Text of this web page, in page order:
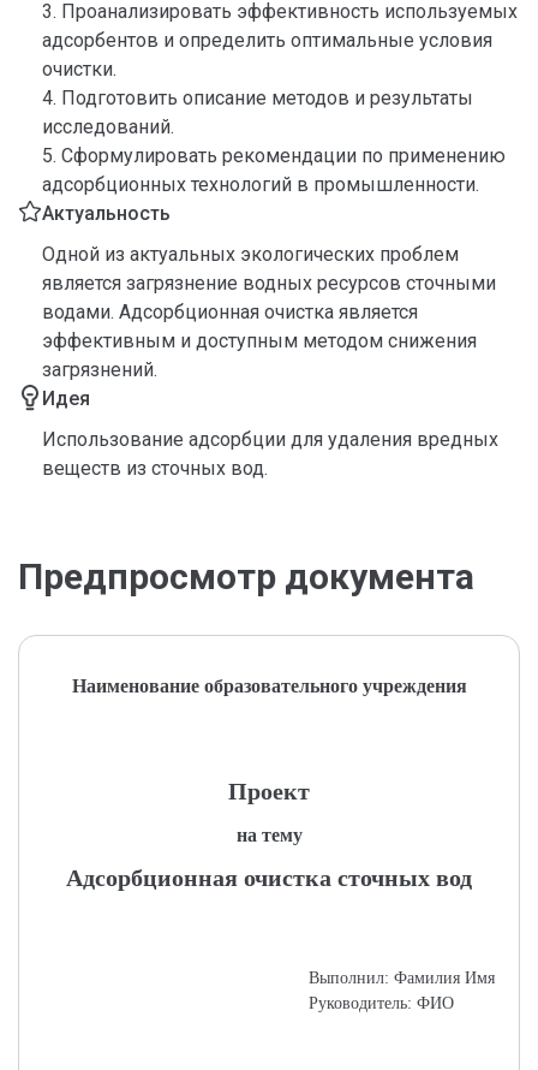
3. Проанализировать эффективность используемых
адсорбентов и определить оптимальные условия
очистки.
4. Подготовить описание методов и результаты
исследований.
5. Сформулировать рекомендации по применению
адсорбционных технологий в промышленности.
Актуальность
Одной из актуальных экологических проблем
является загрязнение водных ресурсов сточными
водами. Адсорбционная очистка является
эффективным и доступным методом снижения
загрязнений.
Идея
Использование адсорбции для удаления вредных
веществ из сточных вод.
Предпросмотр документа
Наименование образовательного учреждения
Проект
на тему
Адсорбционная очистка сточных вод
Выполнил: Фамилия Имя
Руководитель: ФИО